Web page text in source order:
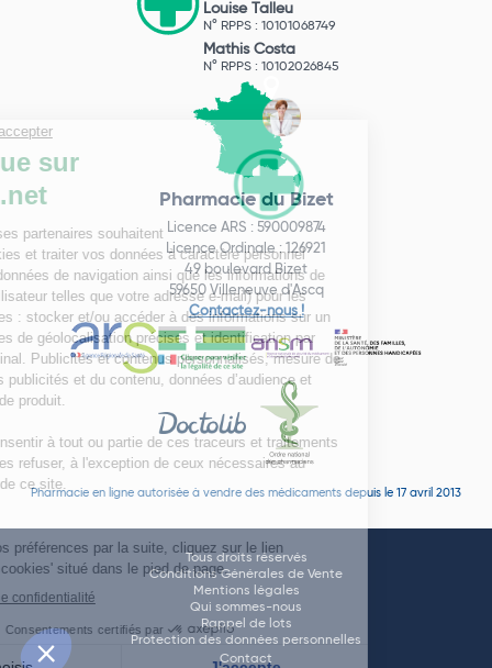
Louise Talleu
N° RPPS : 10101068749
Mathis Costa
N° RPPS : 10102026845
Pharmacie du Bizet
Licence ARS : 590009874
Licence Ordinale : 126921
49 boulevard Bizet
59650 Villeneuve d'Ascq
Contactez-nous !
Pharmacie en ligne autorisée à vendre des médicaments depuis le 17 avril 2013
Tous droits réservés
Conditions Générales de Vente
Mentions légales
Qui sommes-nous
Rappel de lots
Protection des données personnelles
Contact